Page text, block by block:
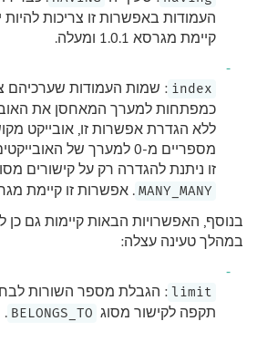
העמודות באפשרות זו צריכות להיות
קיימת מגרסא 1.0.1 ומעלה.
index : שמות העמודות שערכיהם
כמפתחות למערך המאחסן את
ללא הגדרת אפשרות זו, אובייקט
מספריים מ-0 למערך של
זו ניתנת להגדרה רק על קישורים
MANY_MANY . אפשרות זו קיימת מגרסא 1.0.7
בנוסף, האפשרויות הבאות קיימות גם כן
במהלך טעינה עצלה:
limit : הגבלת מספר השורות
תקפה לקישור מסוג BELONGS_TO
.